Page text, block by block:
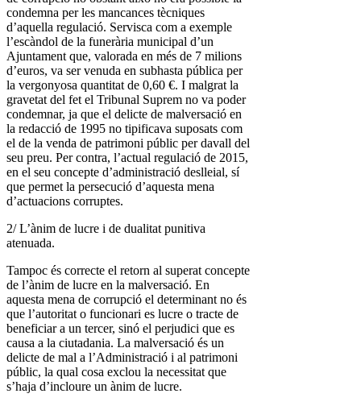
condemna per les mancances tècniques
d’aquella regulació. Servisca com a exemple
l’escàndol de la funerària municipal d’un
Ajuntament que, valorada en més de 7 milions
d’euros, va ser venuda en subhasta pública per
la vergonyosa quantitat de 0,60 €. I malgrat la
gravetat del fet el Tribunal Suprem no va poder
condemnar, ja que el delicte de malversació en
la redacció de 1995 no tipificava suposats com
el de la venda de patrimoni públic per davall del
seu preu. Per contra, l’actual regulació de 2015,
en el seu concepte d’administració deslleial, sí
que permet la persecució d’aquesta mena
d’actuacions corruptes.
2/ L’ànim de lucre i de dualitat punitiva
atenuada.
Tampoc és correcte el retorn al superat concepte
de l’ànim de lucre en la malversació. En
aquesta mena de corrupció el determinant no és
que l’autoritat o funcionari es lucre o tracte de
beneficiar a un tercer, sinó el perjudici que es
causa a la ciutadania. La malversació és un
delicte de mal a l’Administració i al patrimoni
públic, la qual cosa exclou la necessitat que
s’haja d’incloure un ànim de lucre.